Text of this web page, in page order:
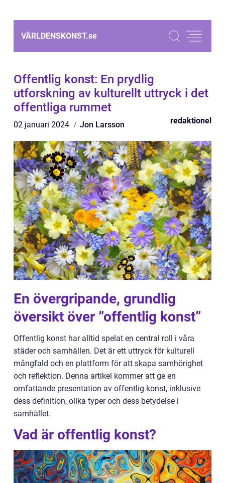
VÄRLDENSKONST.se
Offentlig konst: En prydlig
utforskning av kulturellt uttryck i det
offentliga rummet
02 januari 2024 Jon Larsson redaktionel
En övergripande, grundlig
översikt över ”offentlig konst”
Offentlig konst har alltid spelat en central roll i våra
städer och samhällen. Det är ett uttryck för kulturell
mångfald och en plattform för att skapa samhörighet
och reflektion. Denna artikel kommer att ge en
omfattande presentation av offentlig konst, inklusive
dess definition, olika typer och dess betydelse i
samhället.
Vad är offentlig konst?